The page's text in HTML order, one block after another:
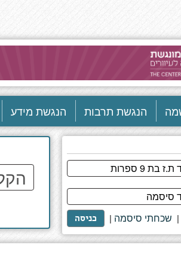
הנגשת תרבות הנגשת מידע
כניסה | שכחתי סיסמה |
הקלד
מילים
לחיפוש